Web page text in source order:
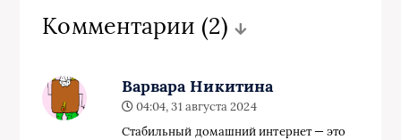
Комментарии (2)
Варвара Никитина
04:04, 31 августа 2024
Стабильный домашний интернет — это